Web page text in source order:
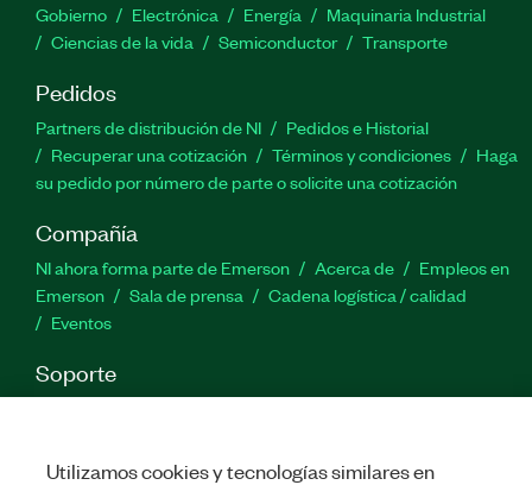
Gobierno
Electrónica Energía
Maquinaria Industrial
Ciencias de la vida
Semiconductor Transporte
Pedidos
Partners de distribución de NI
Pedidos e Historial
Recuperar una cotización
Términos y condiciones
Haga
su pedido por número de parte o solicite una cotización
Compañía
NI ahora forma parte de Emerson Acerca de
Empleos en
Emerson
Sala de prensa
Cadena logística / calidad
Eventos
Soporte
Comentarios
Utilizamos cookies y tecnologías similares en